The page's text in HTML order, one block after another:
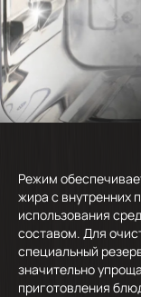
Режим
жира с внутренних
использования
составом. Для
специальный
значительно
приготовления